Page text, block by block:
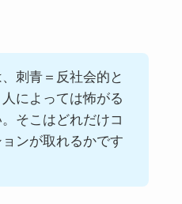
刺青＝反社会的と
によっては怖がる
そこはどれだけコ
ンが取れるかです